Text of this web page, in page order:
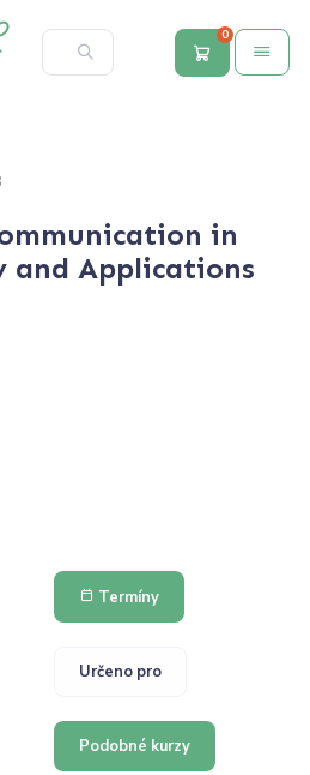
0
in
and Applications
Termíny
Určeno pro
Podobné kurzy